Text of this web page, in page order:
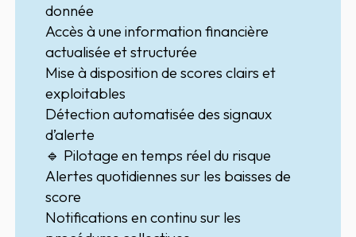
donnée
Accès à uneinformation financière
actualisée et structurée
Mise à disposition descores clairs et
exploitables
Détection automatisée dessignaux
d’alerte
🔹 Pilotage en temps réel du risque
Alertes quotidiennes sur les baisses de
score
Notifications en continu sur les